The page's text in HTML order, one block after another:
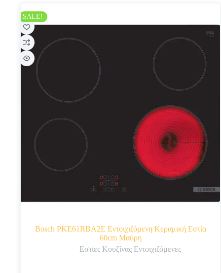
SALE!
Bosch PKE61RBA2E Εντοιχιζόμενη Κεραμική Εστία
60cm Μαύρη
Εστίες Κουζίνας Εντοιχιζόμενες